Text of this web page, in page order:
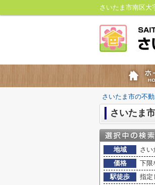
さいたま市南区大
さいたま市の不
さいたま
地域
さい
価格
下限
駅徒歩
指定